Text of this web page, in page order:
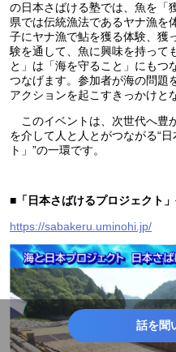
の日本さばける塾では、魚を「
県では伝統漁法であるヤナ漁を
子にヤナ漁で鮎を獲る体験、獲
験を通して、魚に興味を持って
と」は「海を守ること」にもつ
つなげます。参加者が海の問題
アクションを起こすきっかけと
このイベントは、次世代へ豊
を介して人と人とがつながる“
ト」”の一環です。
■「日本さばけるプロジェクト
https://sabakeru.uminohi.jp/
話を聞